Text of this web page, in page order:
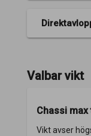
Valbar vikt
Chassi
Vikt avser